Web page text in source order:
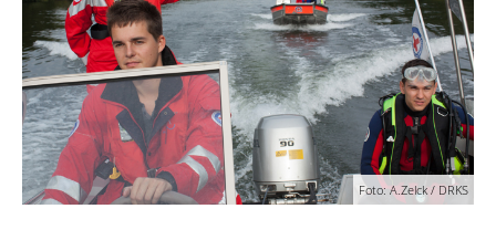
Foto: A.Zelck / DRKS